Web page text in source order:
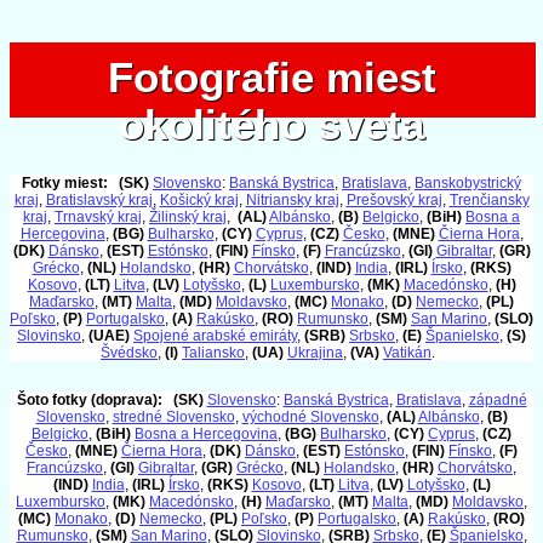
Fotografie miest
okolitého sveta
Fotografie miest
okolitého sveta
Fotky miest: (SK) Slovensko: Banská Bystrica, Bratislava, Banskobystrický
kraj, Bratislavský kraj, Košický kraj, Nitriansky kraj, Prešovský kraj, Trenčiansky
kraj, Trnavský kraj, Žilinský kraj, (AL)Albánsko, (B) Belgicko, (BiH) Bosna a
Hercegovina, (BG) Bulharsko, (CY) Cyprus, (CZ) Česko, (MNE) Čierna Hora,
(DK) Dánsko, (EST) Estónsko, (FIN) Fínsko, (F) Francúzsko, (GI) Gibraltar, (GR)
Grécko, (NL) Holandsko, (HR) Chorvátsko, (IND) India, (IRL) Írsko, (RKS)
Kosovo, (LT) Litva, (LV) Lotyšsko, (L) Luxembursko, (MK) Macedónsko, (H)
Maďarsko, (MT) Malta, (MD) Moldavsko, (MC) Monako, (D) Nemecko, (PL)
Poľsko, (P) Portugalsko, (A) Rakúsko, (RO) Rumunsko, (SM) San Marino, (SLO)
Slovinsko, (UAE) Spojené arabské emiráty, (SRB) Srbsko, (E) Španielsko, (S)
Švédsko, (I) Taliansko, (UA) Ukrajina, (VA) Vatikán.
Šoto fotky (doprava): (SK) Slovensko: Banská Bystrica, Bratislava, západné
Slovensko, stredné Slovensko, východné Slovensko, (AL)Albánsko, (B)
Belgicko, (BiH) Bosna a Hercegovina, (BG) Bulharsko, (CY) Cyprus, (CZ)
Česko, (MNE) Čierna Hora, (DK) Dánsko, (EST) Estónsko, (FIN) Fínsko, (F)
Francúzsko, (GI) Gibraltar, (GR) Grécko, (NL) Holandsko, (HR) Chorvátsko,
(IND) India, (IRL) Írsko, (RKS) Kosovo, (LT) Litva, (LV) Lotyšsko, (L)
Luxembursko, (MK) Macedónsko, (H) Maďarsko, (MT) Malta, (MD) Moldavsko,
(MC) Monako, (D) Nemecko, (PL) Poľsko, (P) Portugalsko, (A) Rakúsko, (RO)
Rumunsko, (SM) San Marino, (SLO) Slovinsko, (SRB) Srbsko, (E) Španielsko,